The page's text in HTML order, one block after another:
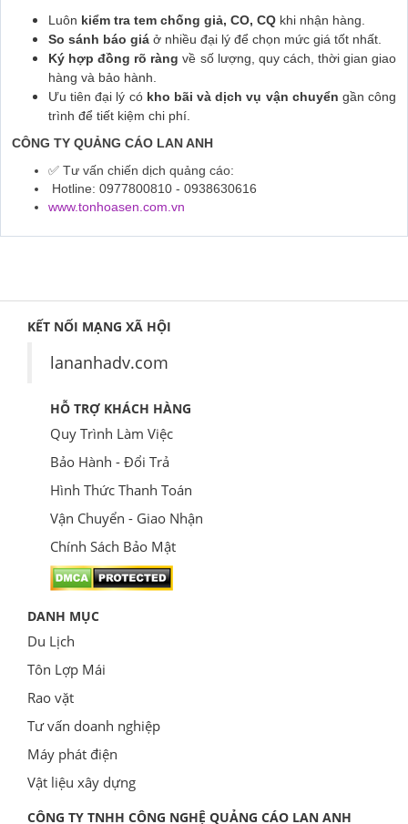
Luôn kiểm tra tem chống giả, CO, CQ khi nhận hàng.
So sánh báo giá ở nhiều đại lý để chọn mức giá tốt nhất.
Ký hợp đồng rõ ràng về số lượng, quy cách, thời gian giao
hàng và bảo hành.
Ưu tiên đại lý có kho bãi và dịch vụ vận chuyển gần công
trình để tiết kiệm chi phí.
CÔNG TY QUẢNG CÁO LAN ANH
✅ Tư vấn chiến dịch quảng cáo:
Hotline: 0977800810 - 0938630616
www.tonhoasen.com.vn
KẾT NỐI MẠNG XÃ HỘI
lananhadv.com
HỖ TRỢ KHÁCH HÀNG
Quy Trình Làm Việc
Bảo Hành - Đổi Trả
Hình Thức Thanh Toán
Vận Chuyển - Giao Nhận
Chính Sách Bảo Mật
DANH MỤC
Du Lịch
Tôn Lợp Mái
Rao vặt
Tư vấn doanh nghiệp
Máy phát điện
Vật liệu xây dựng
CÔNG TY TNHH CÔNG NGHỆ QUẢNG CÁO LAN ANH